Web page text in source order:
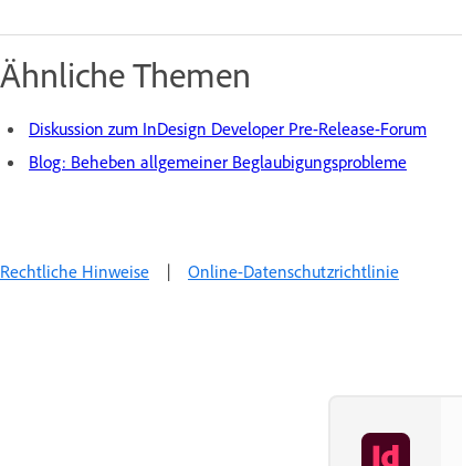
Ähnliche Themen
Diskussion zum InDesign Developer Pre-Release-Forum
Blog: Beheben allgemeiner Beglaubigungsprobleme
Rechtliche Hinweise | Online-Datenschutzrichtlinie